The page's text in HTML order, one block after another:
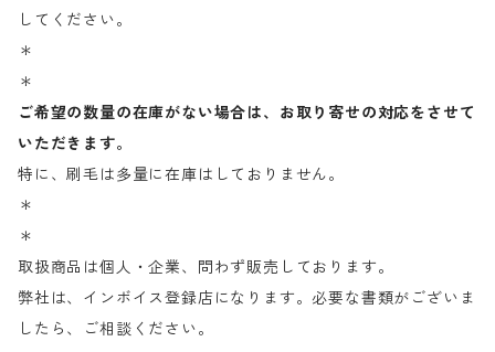
してください。
＊
＊
ご希望の数量の在庫がない場合は、お取り寄せの対応をさせて
いただきます。
特に、刷毛は多量に在庫はしておりません。
＊
＊
取扱商品は個人・企業、問わず販売しております。
弊社は、インボイス登録店になります。必要な書類がございま
したら、ご相談ください。